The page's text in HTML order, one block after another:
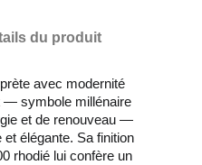
du produit
avec modernité
— symbole millénaire
et de renouveau —
élégante. Sa finition
rhodié lui confère un